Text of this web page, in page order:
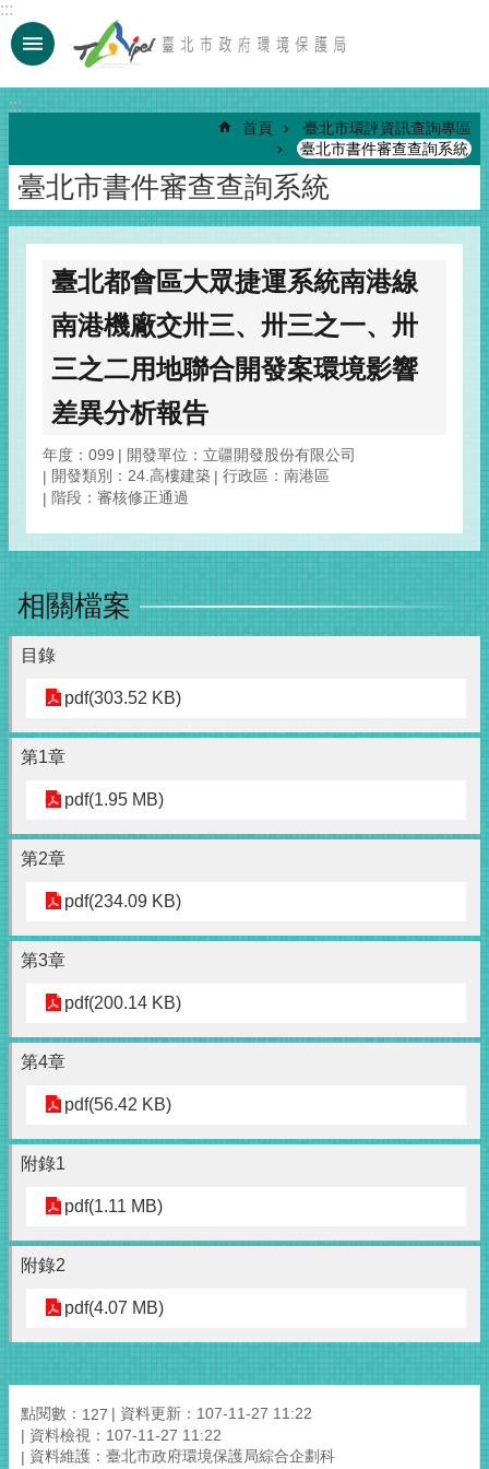
跳到主要內容區塊
:::
:::
首頁
臺北市環評資訊查詢專區
臺北市書件審查查詢系統
臺北市書件審查查詢系統
臺北都會區大眾捷運系統南港線
南港機廠交卅三、卅三之一、卅
三之二用地聯合開發案環境影響
差異分析報告
年度：099
開發單位：立疆開發股份有限公司
開發類別：24.高樓建築
行政區：南港區
階段：審核修正通過
相關檔案
目錄
pdf(303.52 KB)
第1章
pdf(1.95 MB)
第2章
pdf(234.09 KB)
第3章
pdf(200.14 KB)
第4章
pdf(56.42 KB)
附錄1
pdf(1.11 MB)
附錄2
pdf(4.07 MB)
點閱數： 127
資料更新：107-11-27 11:22
資料檢視：107-11-27 11:22
資料維護：臺北市政府環境保護局綜合企劃科